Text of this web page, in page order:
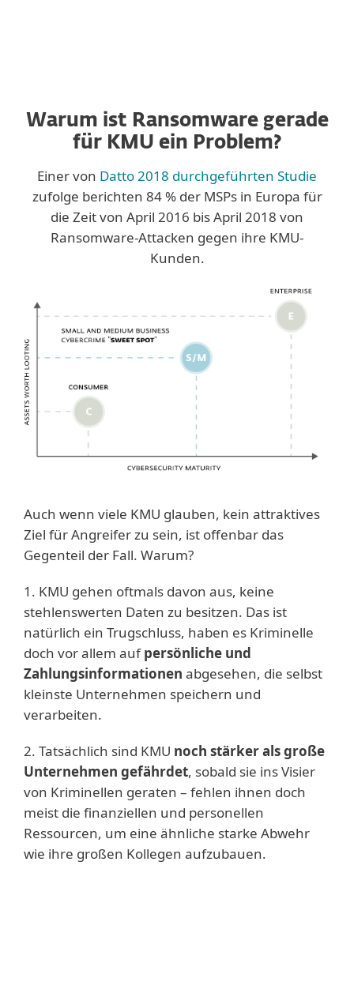
Warum ist Ransomware gerade
für KMU ein Problem?
Einer von Datto 2018 durchgeführten Studie
zufolge berichten 84 % der MSPs in Europa für
die Zeit von April 2016 bis April 2018 von
Ransomware-Attacken gegen ihre KMU-
Kunden.
Auch wenn viele KMU glauben, kein attraktives
Ziel für Angreifer zu sein, ist offenbar das
Gegenteil der Fall. Warum?
1. KMU gehen oftmals davon aus, keine
stehlenswerten Daten zu besitzen. Das ist
natürlich ein Trugschluss, haben es Kriminelle
doch vor allem aufpersönliche und
Zahlungsinformationen abgesehen, die selbst
kleinste Unternehmen speichern und
verarbeiten.
2. Tatsächlich sind KMU noch stärker als große
Unternehmen gefährdet, sobald sie ins Visier
von Kriminellen geraten – fehlen ihnen doch
meist die finanziellen und personellen
Ressourcen, um eine ähnliche starke Abwehr
wie ihre großen Kollegen aufzubauen.